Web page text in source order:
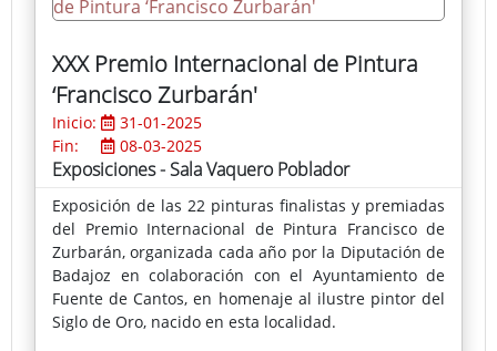
Mossens (Bruselas), Associated American Artists
(Nueva York), Art Miami SEFA (Miami), Batista
FA(Washington DC) , Knew Gallery (Washington DC),
Centro Nia´s (Washington DC), The Center Art
Fordham Gallery - Lincoln Center (Nueva York),
Katzen Arts Center (Washington DC), Hunter College
Gallery (Nueva York) Artur Ramon Contemporani
Holland Tunnel Gallery (Nueva York), Palau Robert
(Barcelona), James West Fine Art (Londres), L´avant
Musee (Paris) Galeria Fernando Magdalena (Vigo)
,Galeria Antonio de Barnola (Barcelona), Casa
Golferichs (Barcelona), entre otras.
XXX Premio Internacional de Pintura
‘Francisco Zurbarán'
Inicio:
31-01-2025
Fin:
08-03-2025
Exposiciones - Sala Vaquero Poblador
Exposición de las 22 pinturas finalistas y premiadas
del Premio Internacional de Pintura Francisco de
Zurbarán, organizada cada año por la Diputación de
Badajoz en colaboración con el Ayuntamiento de
Fuente de Cantos, en homenaje al ilustre pintor del
Siglo de Oro, nacido en esta localidad.